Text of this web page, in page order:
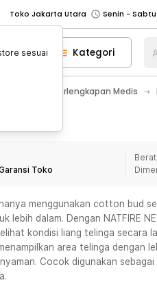
Toko Jakarta Utara
Toko Tangerang
Toko Cikupa
Pick n Go Jakarta Barat
Senin -
Pick n Go Bekasi
Senin - Jumat
Senin - Jumat
Senin -
Senin -
Toko Tangerang
Toko Cikupa
Pick n Go Jakarta Barat
Senin -
Pick n Go Bekasi
Senin - Jumat
Kategori
Care Perlengkapan Medis
Toko
menggunakan cotton bud
lebih dalam. Dengan NATFIRE
kondisi liang telinga secara
area telinga dengan
Cocok digunakan
sesuai